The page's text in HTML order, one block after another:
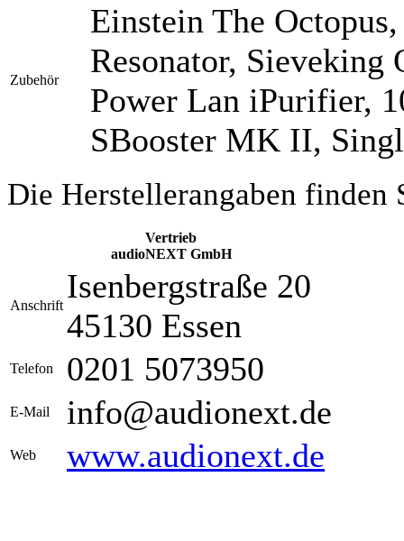
Zubehör
Einstein The
Resonator, Sieveking
Power Lan iPurifier,
SBooster MK II,
Die Herstellerangaben finden
Vertrieb
audioNEXT GmbH
Anschrift
Isenbergstraße 20
45130 Essen
Telefon 0201 5073950
E-Mail info@audionext.de
Web www.audionext.de